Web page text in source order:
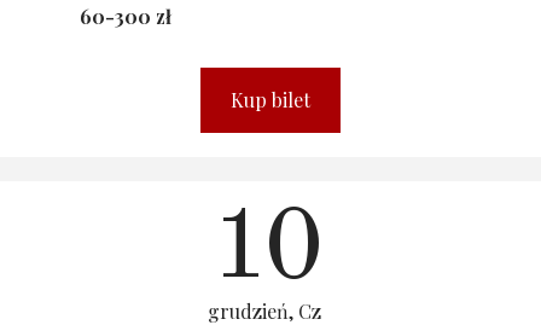
60-300 zł
Kup bilet
10
grudzień, Cz